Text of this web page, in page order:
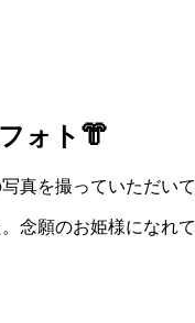
ォト👘
真を撮っていただい
念願のお姫様になれ